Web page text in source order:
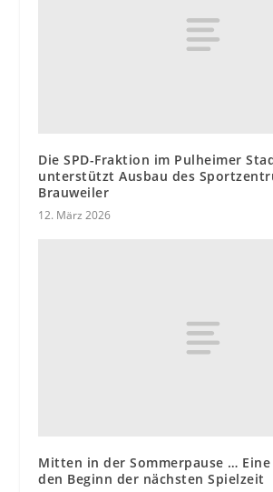
Die SPD-Fraktion im Pulheimer
unterstützt Ausbau des
Brauweiler
12. März 2026
Mitten in der Sommerpause …
den Beginn der nächsten Spielzeit